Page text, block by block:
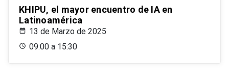
KHIPU, el mayor encuentro de IA en
Latinoamérica
13 de Marzo de 2025
09:00 a 15:30